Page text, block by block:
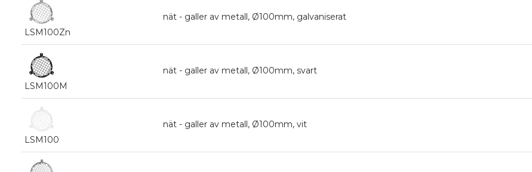
LSM100Zn
nät - galler av metall, Ø100mm, galvaniserat
LSM100M
nät - galler av metall, Ø100mm, svart
LSM100
nät - galler av metall, Ø100mm, vit